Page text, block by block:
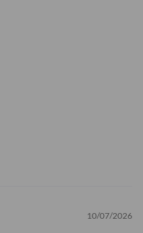
10/07/2026